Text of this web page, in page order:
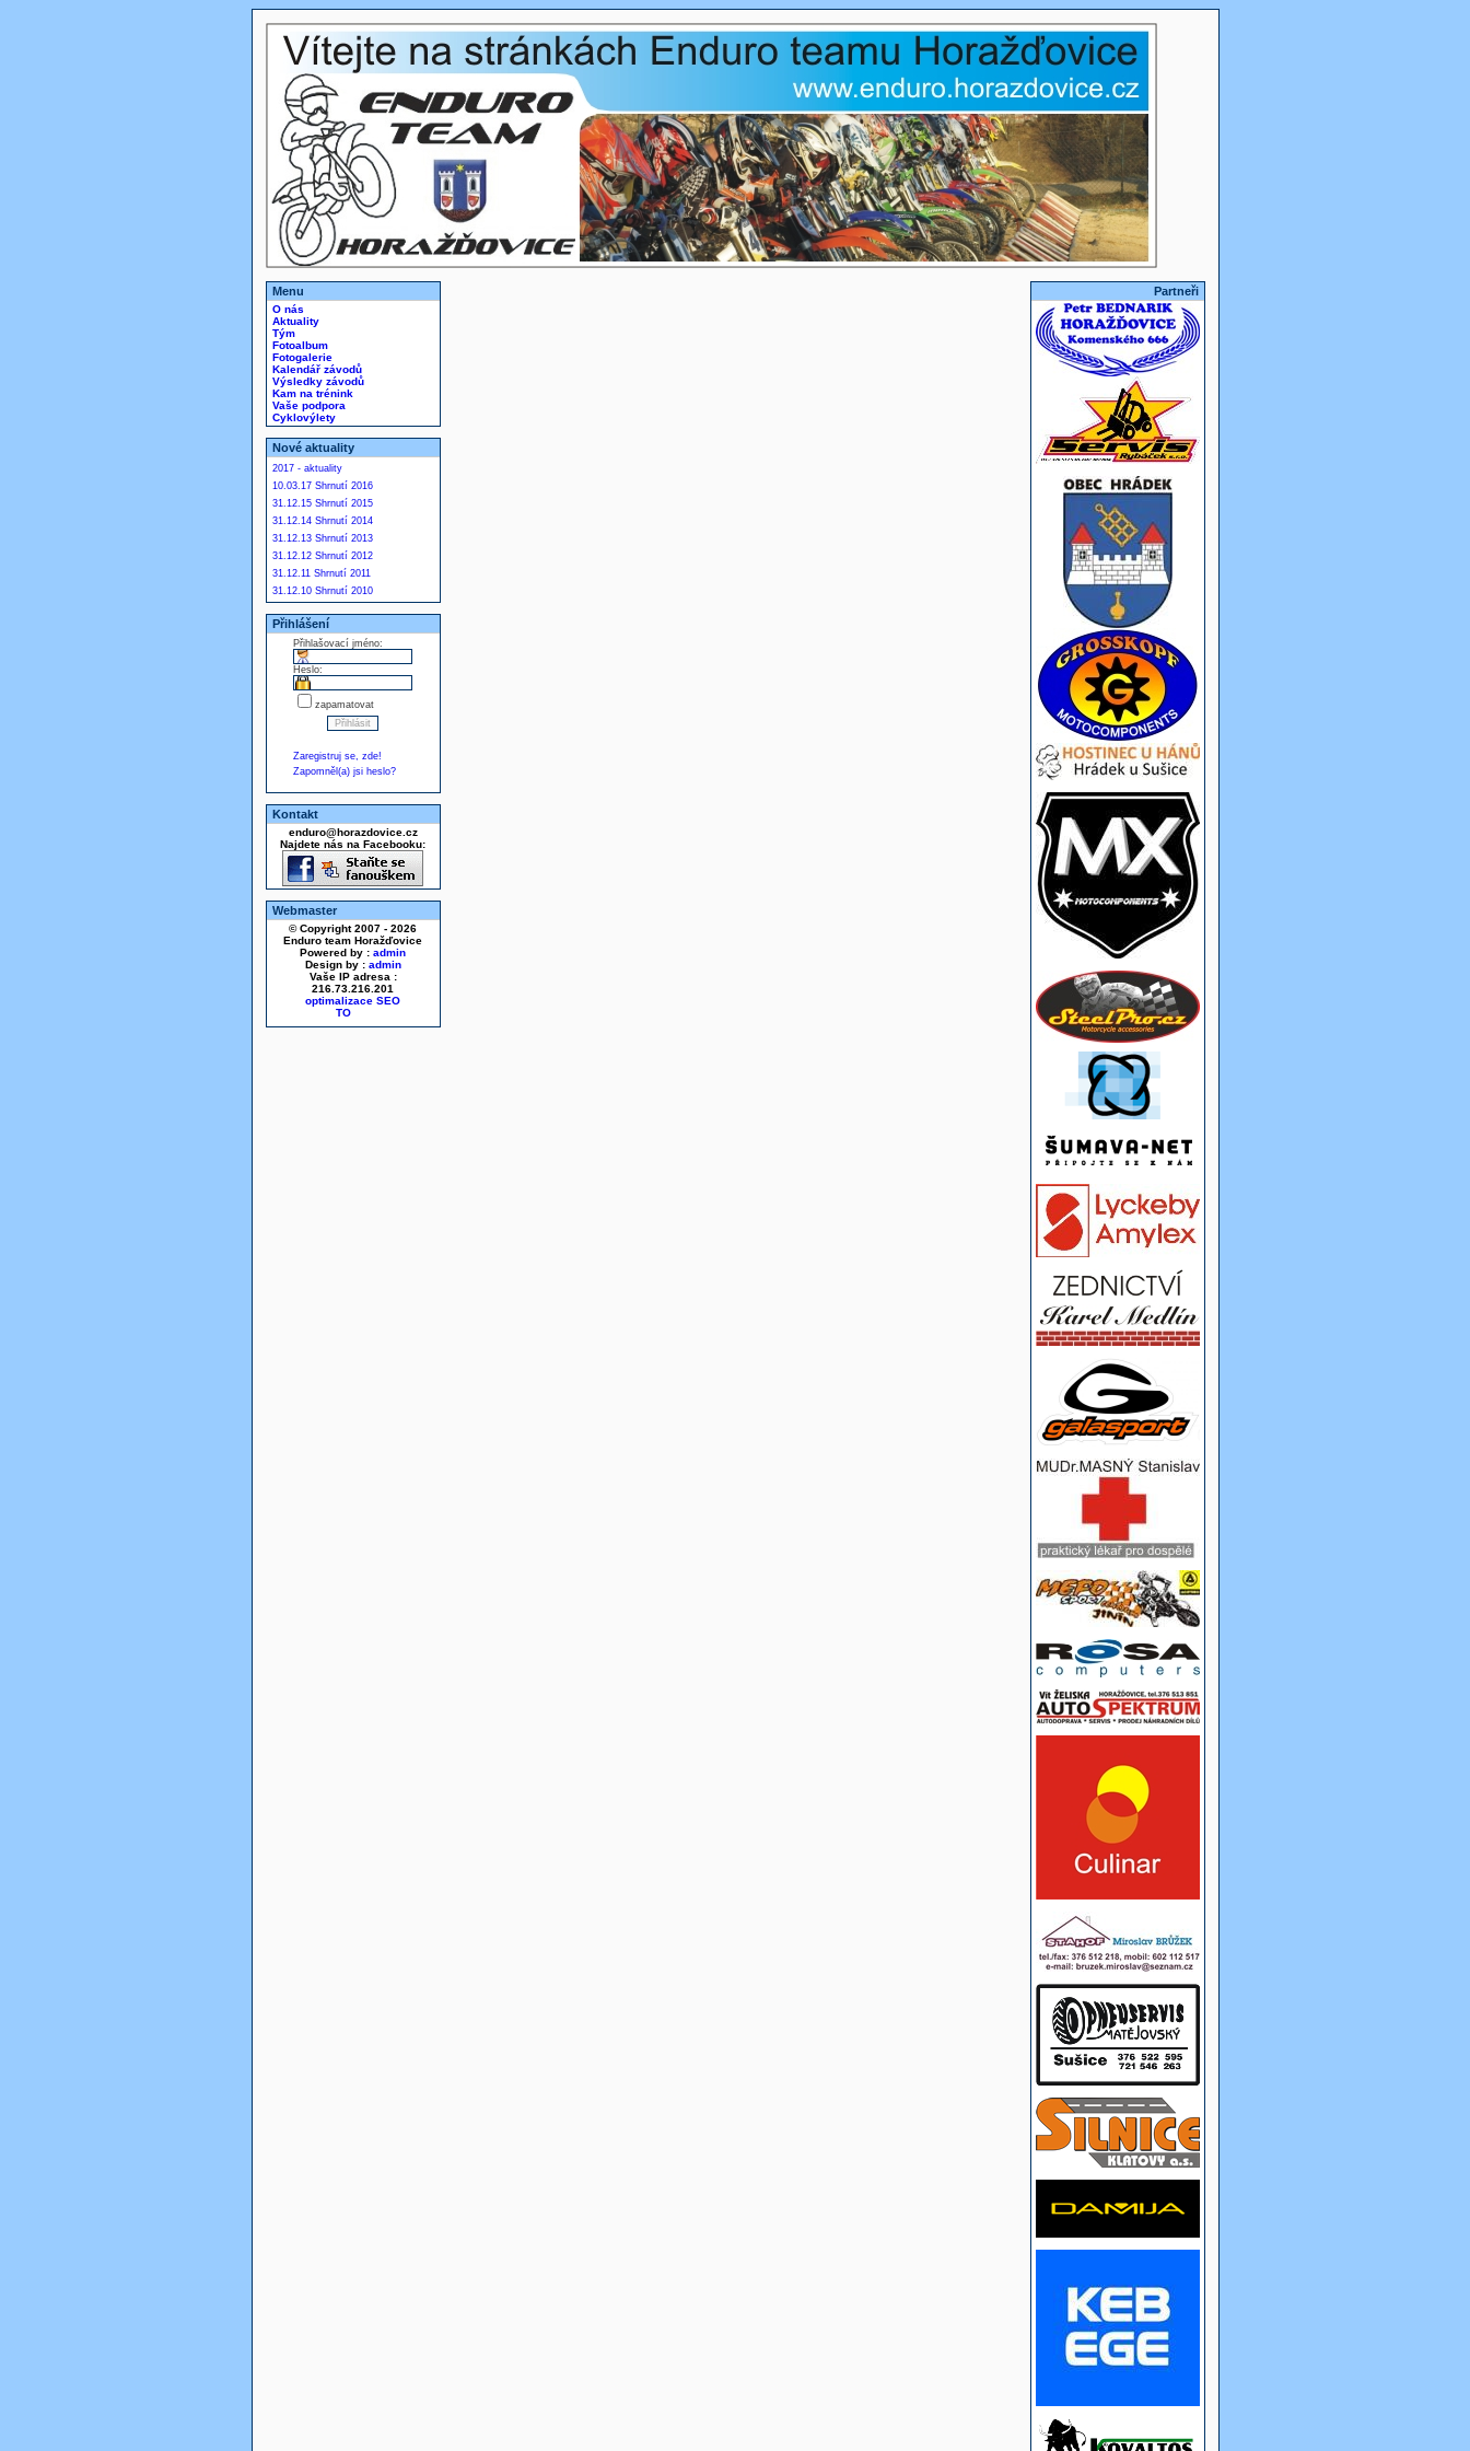
Menu
O nás
Aktuality
Tým
Fotoalbum
Fotogalerie
Kalendář závodů
Výsledky závodů
Kam na trénink
Vaše podpora
Cyklovýlety
Nové aktuality
2017 - aktuality
10.03.17 Shrnutí 2016
31.12.15 Shrnutí 2015
31.12.14 Shrnutí 2014
31.12.13 Shrnutí 2013
31.12.12 Shrnutí 2012
31.12.11 Shrnutí 2011
31.12.10 Shrnutí 2010
Přihlášení
Přihlašovací jméno:
Heslo:
zapamatovat
Zaregistruj se, zde!
Zapomněl(a) jsi heslo?
Kontakt
enduro@horazdovice.cz
Najdete nás na Facebooku:
Webmaster
© Copyright 2007 - 2026
Enduro team Horažďovice
Powered by : admin
Design by : admin
Vaše IP adresa :
216.73.216.201
optimalizace SEO
Partneři